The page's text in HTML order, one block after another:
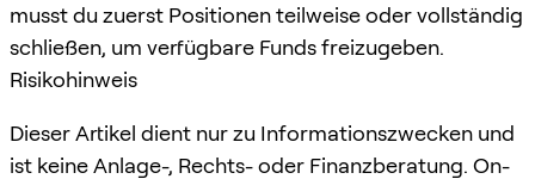
musst du zuerst Positionen teilweise oder vollständig
schließen, um verfügbare Funds freizugeben.
Risikohinweis
Dieser Artikel dient nur zu Informationszwecken und
ist keine Anlage-, Rechts- oder Finanzberatung. On-